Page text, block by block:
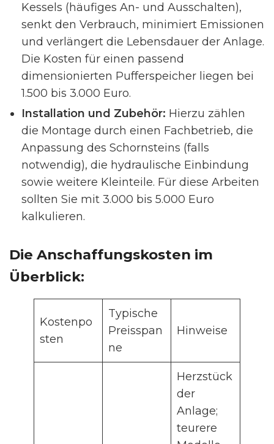
Kessels (häufiges An- und Ausschalten),
senkt den Verbrauch, minimiert Emissionen
und verlängert die Lebensdauer der Anlage.
Die Kosten für einen passend
dimensionierten Pufferspeicher liegen bei
1.500 bis 3.000 Euro.
Installation und Zubehör: Hierzu zählen
die Montage durch einen Fachbetrieb, die
Anpassung des Schornsteins (falls
notwendig), die hydraulische Einbindung
sowie weitere Kleinteile. Für diese Arbeiten
sollten Sie mit 3.000 bis 5.000 Euro
kalkulieren.
Die Anschaffungskosten im
Überblick:
Kostenpo
sten
Typische
Preisspan
ne
Hinweise
Herzstück
der
Anlage;
teurere